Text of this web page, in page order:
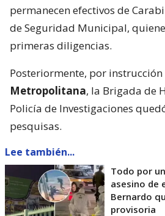
permanecen efectivos de
de Seguridad Municipal,
primeras diligencias.
Posteriormente, por instrucción
Metropolitana, la Brigada de
Policía de Investigaciones
pesquisas.
Lee también...
Todo por
asesino de
Bernardo
provisoria